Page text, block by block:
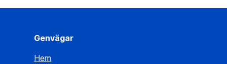
Genvägar
Hem